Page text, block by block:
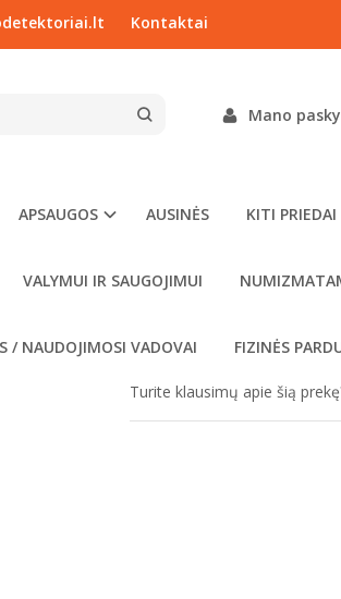
Kontaktai
Mano
APSAUGOS AUSINĖS KITI PRIEDAI
VALYMUI IR SAUGOJIMUI
/ NAUDOJIMOSI VADOVAI FIZINĖS
APSAUGA
Turite klausimų apie šią